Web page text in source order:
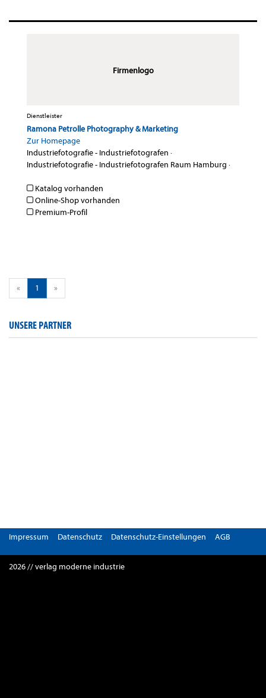
Firmenlogo
Dienstleister
Ramona Petrolle Photography & Marketing
Zur Homepage
Industriefotografie - Industriefotografen ·
Industriefotografie - Industriefotografen Raum Hamburg ·
Katalog vorhanden
Online-Shop vorhanden
Premium-Profil
« 1 »
UNSERE PARTNER
Impressum Datenschutz Datenschutz-Einstellungen AGB
2026 // verlag moderne industrie